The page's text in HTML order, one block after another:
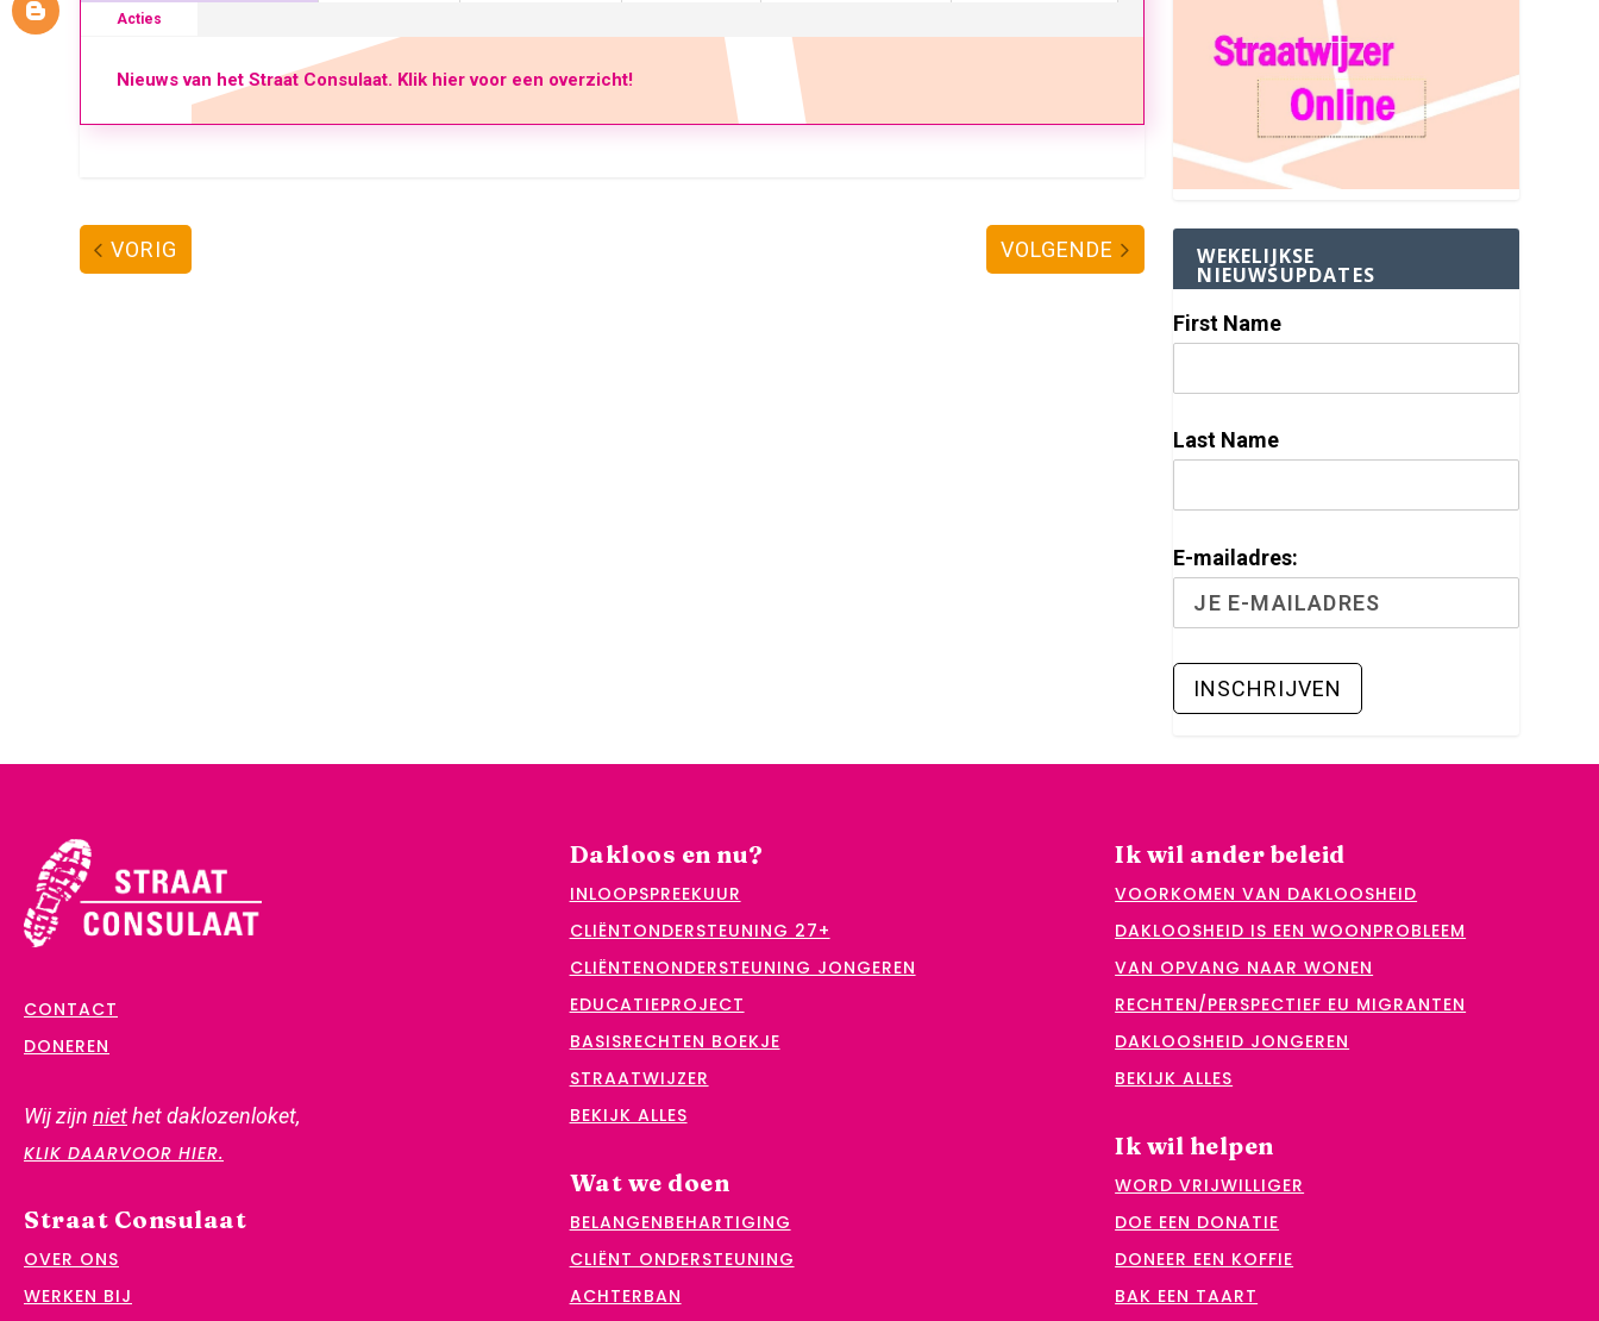
Acties
Nieuws van het Straat Consulaat. Klik hier voor een overzicht!
VORIG VOLGENDE WEKELIJKSE
NIEUWSUPDATES
First Name
Last Name
E-mailadres:
CONTACT
DONEREN
Wij zijn niethet daklozenloket,
KLIK DAARVOOR HIER.
Straat Consulaat
OVER ONS
WERKEN BIJ
Dakloos en nu?
INLOOPSPREEKUUR
CLIËNTONDERSTEUNING 27+
CLIËNTENONDERSTEUNING JONGEREN
EDUCATIEPROJECT
BASISRECHTEN BOEKJE
STRAATWIJZER
BEKIJK ALLES
Wat we doen
BELANGENBEHARTIGING
CLIËNT ONDERSTEUNING
ACHTERBAN
Ik wil ander beleid
VOORKOMEN VAN DAKLOOSHEID
DAKLOOSHEID IS EEN WOONPROBLEEM
VAN OPVANG NAAR WONEN
RECHTEN/PERSPECTIEF EU MIGRANTEN
DAKLOOSHEID JONGEREN
BEKIJK ALLES
Ik wil helpen
WORD VRIJWILLIGER
DOE EEN DONATIE
DONEER EEN KOFFIE
BAK EEN TAART